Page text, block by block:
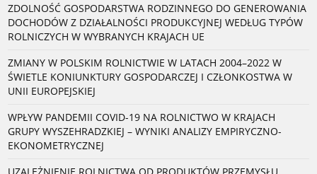
ZDOLNOŚĆ GOSPODARSTWA RODZINNEGO DO GENEROWANIA
DOCHODÓW Z DZIAŁALNOŚCI PRODUKCYJNEJ WEDŁUG TYPÓW
ROLNICZYCH W WYBRANYCH KRAJACH UE
ZMIANY W POLSKIM ROLNICTWIE W LATACH 2004–2022 W
ŚWIETLE KONIUNKTURY GOSPODARCZEJ I CZŁONKOSTWA W
UNII EUROPEJSKIEJ
WPŁYW PANDEMII COVID-19 NA ROLNICTWO W KRAJACH
GRUPY WYSZEHRADZKIEJ – WYNIKI ANALIZY EMPIRYCZNO-
EKONOMETRYCZNEJ